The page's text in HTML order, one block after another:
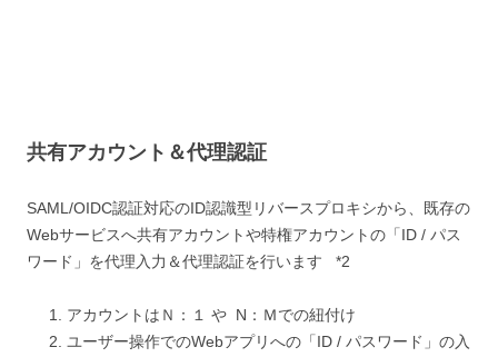
共有アカウント＆代理認証
SAML/OIDC認証対応のID認識型リバースプロキシから、既存の
Webサービスへ共有アカウントや特権アカウントの「ID / パス
ワード」を代理入力＆代理認証を行います *2
アカウントはＮ：１ や N：Ｍでの紐付け
ユーザー操作でのWebアプリへの「ID / パスワード」の入